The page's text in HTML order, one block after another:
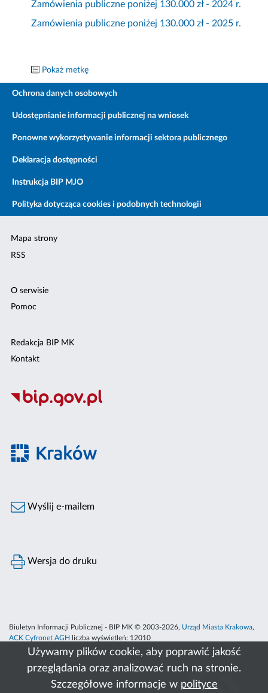
Używamy plików cookie, aby poprawić jakość
przeglądania oraz analizować ruch na stronie.
Szczegółowe informacje w polityce
Zamówienia publiczne poniżej 130.000 zł - 2024 r.
Zamówienia publiczne poniżej 130.000 zł - 2025 r.
Pokaż metkę
Ochrona danych osobowych
Udostępnianie informacji publicznej na wniosek
Ponowne wykorzystywanie informacji sektora publicznego
Deklaracja dostępności
Instrukcja BIP MJO
Polityka dotycząca cookies i podobnych technologii
Mapa strony
RSS
O serwisie
Pomoc
Redakcja BIP MK
Kontakt
Wyślij e-mailem
Wersja do druku
Biuletyn Informacji Publicznej - BIP MK © 2003-2026, Urząd Miasta Krakowa,
ACK Cyfronet AGH
liczba wyświetleń: 12010